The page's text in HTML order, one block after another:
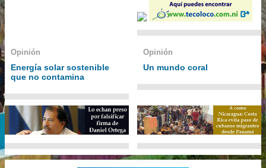
Opinión
Energía solar sostenible
que no contamina
Opinión
Un mundo coral